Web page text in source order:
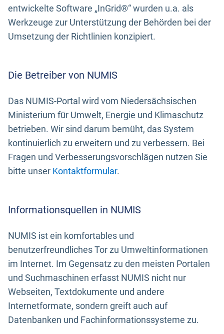
entwickelte Software „InGrid®“ wurden u.a. als
Werkzeuge zur Unterstützung der Behörden bei der
Umsetzung der Richtlinien konzipiert.
Die Betreiber von NUMIS
Das NUMIS-Portal wird vom Niedersächsischen
Ministerium für Umwelt, Energie und Klimaschutz
betrieben. Wir sind darum bemüht, das System
kontinuierlich zu erweitern und zu verbessern. Bei
Fragen und Verbesserungsvorschlägen nutzen Sie
bitte unser Kontaktformular.
Informationsquellen in NUMIS
NUMIS ist ein komfortables und
benutzerfreundliches Tor zu Umweltinformationen
im Internet. Im Gegensatz zu den meisten Portalen
und Suchmaschinen erfasst NUMIS nicht nur
Webseiten, Textdokumente und andere
Internetformate, sondern greift auch auf
Datenbanken und Fachinformationssysteme zu.